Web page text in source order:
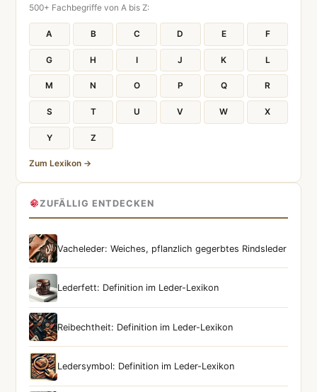
500+ Fachbegriffe von A bis Z:
A B C D E F
G H I J K L
M N O P Q R
S T U V W X
Y Z
Zum Lexikon →
ZUFÄLLIG ENTDECKEN
Vacheleder: Weiches, pflanzlich gegerbtes Rindsleder
Lederfett: Definition im Leder-Lexikon
Reibechtheit: Definition im Leder-Lexikon
Ledersymbol: Definition im Leder-Lexikon